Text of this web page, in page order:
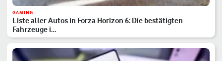
GAMING
Liste aller Autos in Forza Horizon 6: Die bestätigten
Fahrzeuge i…